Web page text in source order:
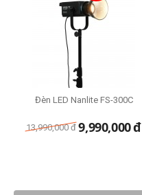
Đèn LED Nanlite FS-300C
13,990,000 đ 9,990,000đ